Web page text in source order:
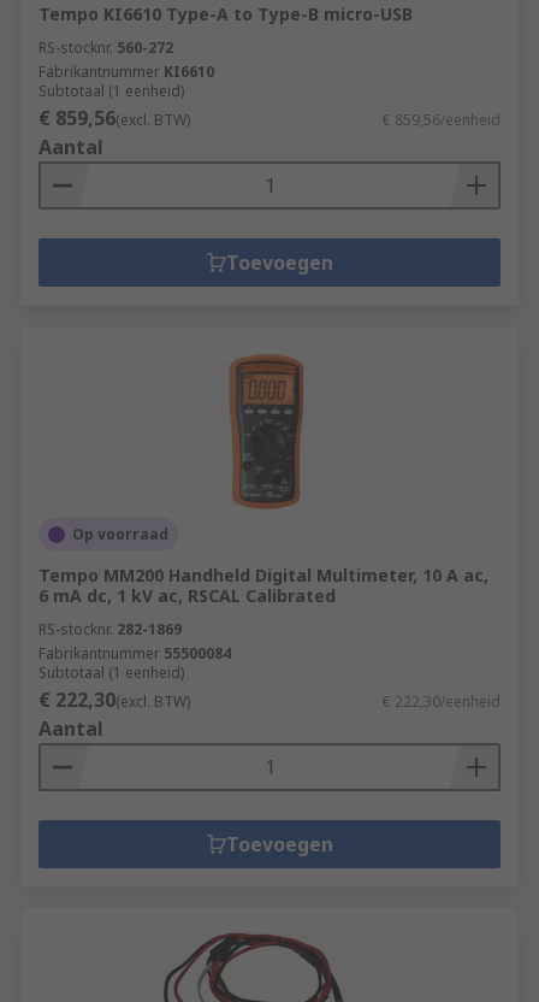
Tempo KI6610 Type-A to Type-B micro-USB
RS-stocknr. 560-272
Fabrikantnummer KI6610
Subtotaal (1 eenheid)
€ 859,56(excl. BTW) € 859,56/eenheid
Aantal
Toevoegen
Op voorraad
Tempo MM200 Handheld Digital Multimeter, 10 A ac,
6 mA dc, 1 kV ac, RSCAL Calibrated
RS-stocknr. 282-1869
Fabrikantnummer 55500084
Subtotaal (1 eenheid)
€ 222,30(excl. BTW) € 222,30/eenheid
Aantal
Toevoegen